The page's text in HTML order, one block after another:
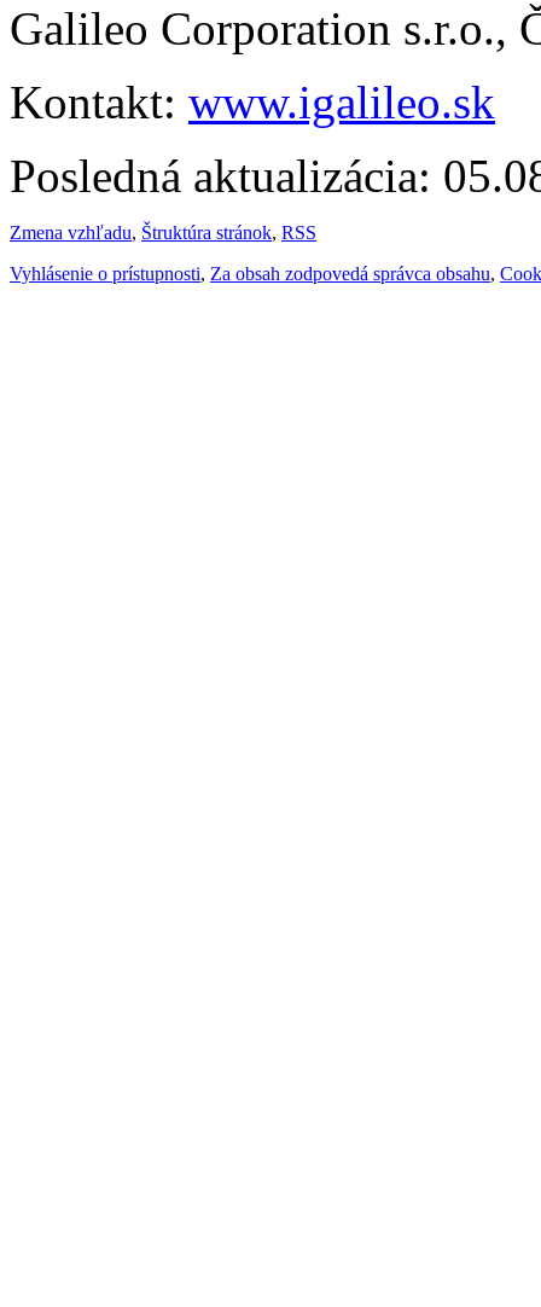
Galileo Corporation s.r.o.,
Kontakt: www.igalileo.sk
Posledná aktualizácia:
Zmena vzhľadu, Štruktúra stránok, RSS
Vyhlásenie o prístupnosti, Za obsah zodpovedá správca obsahu,